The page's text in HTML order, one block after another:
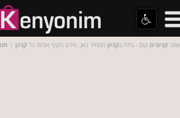
אתר קניונים.קום - בילוי בקניון מתחיל כאן. מידע מקיף אודות כל קניון |